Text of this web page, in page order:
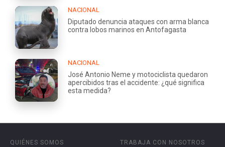
NACIONAL
Diputado denuncia ataques con arma blanca
contra lobos marinos en Antofagasta
NACIONAL
José Antonio Neme y motociclista quedaron
apercibidos tras el accidente: ¿qué significa
esta medida?
QUIÉNES SOMOS
TRABAJA CON NOSOTROS